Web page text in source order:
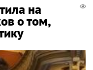
на
о том,